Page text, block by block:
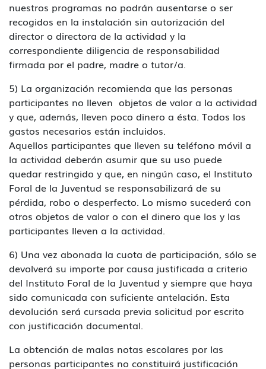
nuestros programas no podrán ausentarse o ser
recogidos en la instalación sin autorización del
director o directora de la actividad y la
correspondiente diligencia de responsabilidad
firmada por el padre, madre o tutor/a.
5) La organización recomienda que las personas
participantes no lleven objetos de valor a la actividad
y que, además, lleven poco dinero a ésta. Todos los
gastos necesarios están incluidos.
Aquellos participantes que lleven su teléfono móvil a
la actividad deberán asumir que su uso puede
quedar restringido y que, en ningún caso, el Instituto
Foral de la Juventud se responsabilizará de su
pérdida, robo o desperfecto. Lo mismo sucederá con
otros objetos de valor o con el dinero que los y las
participantes lleven a la actividad.
6) Una vez abonada la cuota de participación, sólo se
devolverá su importe por causa justificada a criterio
del Instituto Foral de la Juventud y siempre que haya
sido comunicada con suficiente antelación. Esta
devolución será cursada previa solicitud por escrito
con justificación documental.
La obtención de malas notas escolares por las
personas participantes no constituirá justificación